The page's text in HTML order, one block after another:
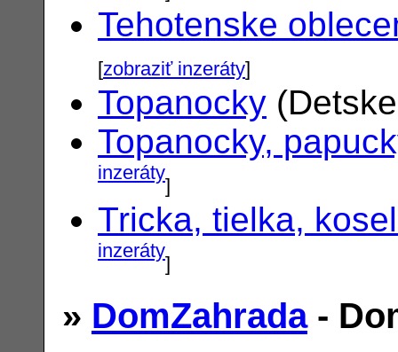
Tehotenske
[zobraziť inzeráty]
Topanocky
Topanocky,
inzeráty]
Tricka, tielka,
inzeráty]
» DomZahrada-